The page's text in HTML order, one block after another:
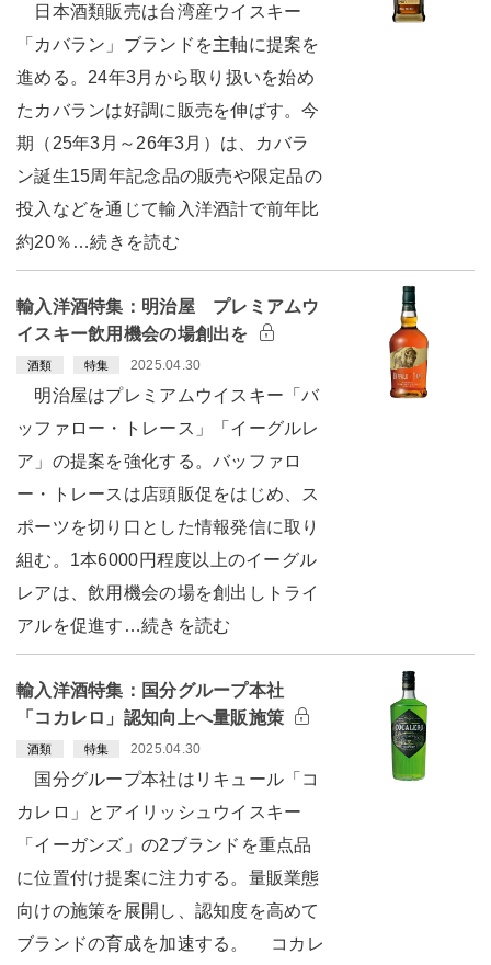
日本酒類販売は台湾産ウイスキー
「カバラン」ブランドを主軸に提案を
進める。24年3月から取り扱いを始め
たカバランは好調に販売を伸ばす。今
期（25年3月～26年3月）は、カバラ
ン誕生15周年記念品の販売や限定品の
投入などを通じて輸入洋酒計で前年比
約20％…続きを読む
輸入洋酒特集：明治屋 プレミアムウ
イスキー飲用機会の場創出を
酒類 特集 2025.04.30
明治屋はプレミアムウイスキー「バ
ッファロー・トレース」「イーグルレ
ア」の提案を強化する。バッファロ
ー・トレースは店頭販促をはじめ、ス
ポーツを切り口とした情報発信に取り
組む。1本6000円程度以上のイーグル
レアは、飲用機会の場を創出しトライ
アルを促進す…続きを読む
輸入洋酒特集：国分グループ本社
「コカレロ」認知向上へ量販施策
酒類 特集 2025.04.30
国分グループ本社はリキュール「コ
カレロ」とアイリッシュウイスキー
「イーガンズ」の2ブランドを重点品
に位置付け提案に注力する。量販業態
向けの施策を展開し、認知度を高めて
ブランドの育成を加速する。 コカレ